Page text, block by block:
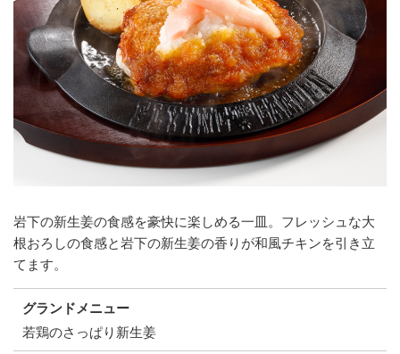
岩下の新生姜の食感を豪快に楽しめる一皿。フレッシュな大
根おろしの食感と岩下の新生姜の香りが和風チキンを引き立
てます。
グランドメニュー
若鶏のさっぱり新生姜